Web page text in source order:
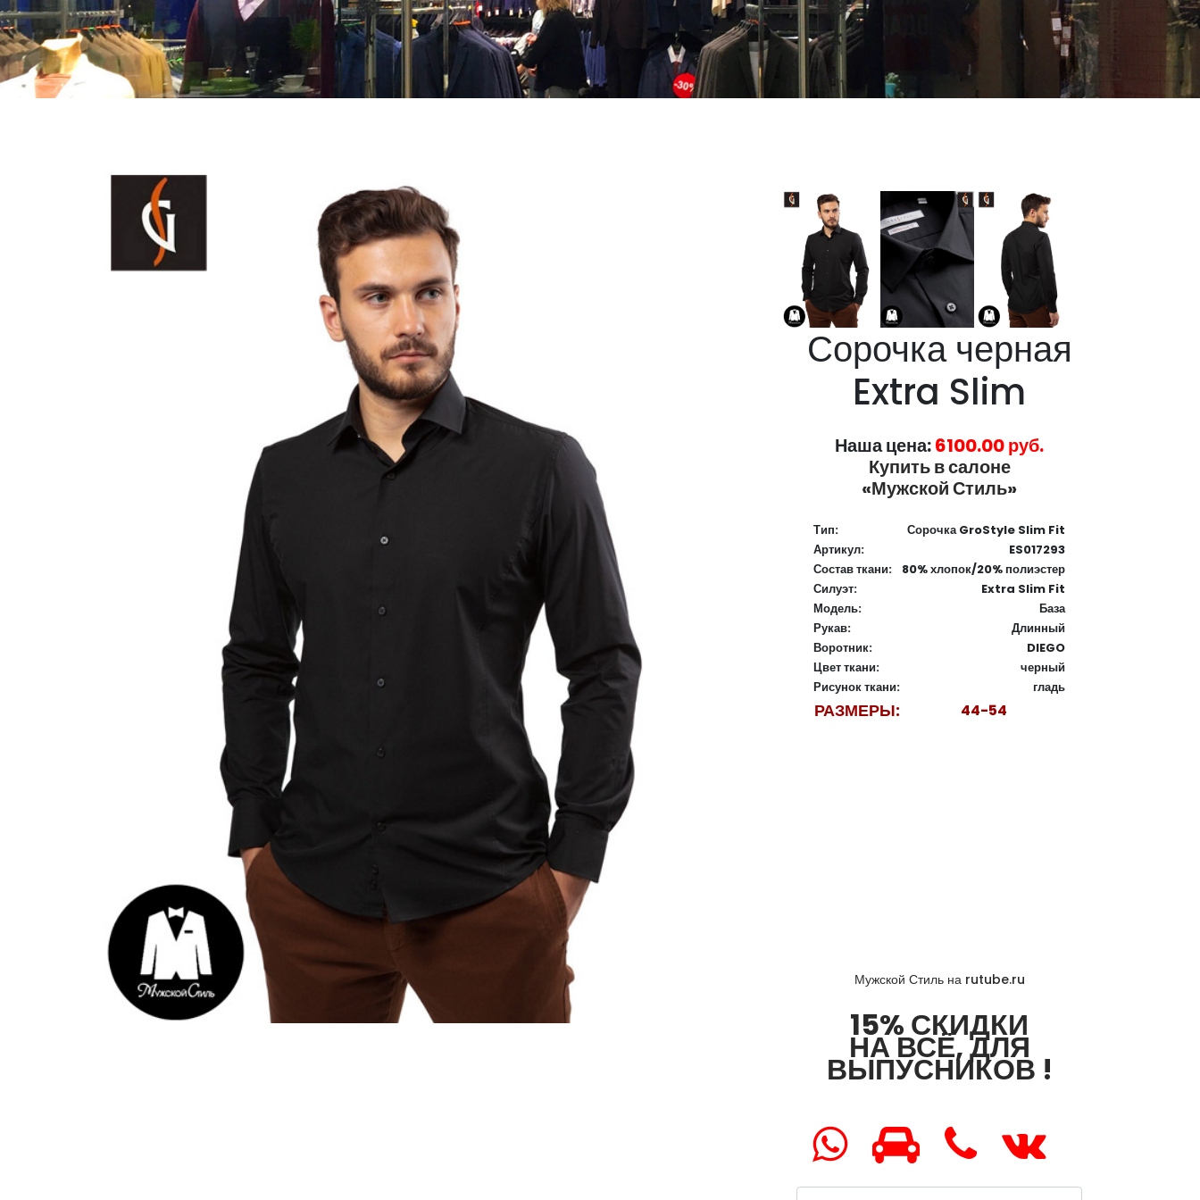
Сорочка черная
Extra Slim
Наша цена:6100.00 руб.
Купить в салоне
«Мужской Стиль»
Тип:
Сорочка GroStyle Slim Fit
Артикул:
ES017293
Состав ткани:
80% хлопок/20% полиэстер
Силуэт:
Extra Slim Fit
Модель:
База
Рукав:
Длинный
Воротник:
DIEGO
Цвет ткани:
черный
Рисунок ткани:
гладь
РАЗМЕРЫ: 44-54
Мужской Стиль на rutube.ru
15% СКИДКИ
НА ВСЁ, ДЛЯ
ВЫПУСНИКОВ !